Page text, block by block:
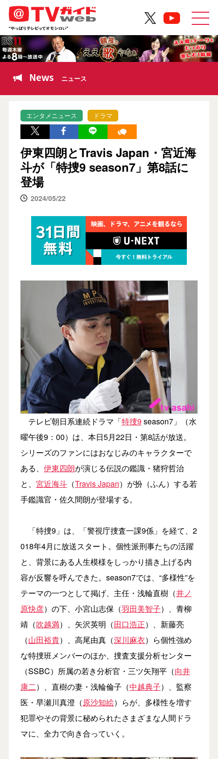
News ニュース
エンタメニュース ドラマ
伊東四朗とTravis Japan・宮近海
斗が「特捜9 season7」第8話に
登場
2024/05/22
テレビ朝日系連続ドラマ「特捜9 season7」（水
曜午後9：00）は、本日5月22日・第8話が放送。
シリーズのファンにはおなじみのキャラクターで
ある、 伊東四朗が演じる伝説の鑑識・猪狩哲治
と、 宮近海斗（Travis Japan）が扮（ふん）する若
手鑑識官・佐久間朗が登場する。
「特捜9」は、「警視庁捜査一課9係」を経て、2
018年4月に放送スタート。個性派刑事たちの活躍
と、背景にある人生模様をしっかり描き上げる内
容が反響を呼んできた。season7では、“多様性”を
テーマの一つとして掲げ、主任・浅輪直樹（井ノ
原快彦）の下、小宮山志保（羽田美智子）、青柳
靖（吹越満）、矢沢英明（田口浩正）、新藤亮
（山田裕貴）、高尾由真（深川麻衣）ら個性強め
な特捜班メンバーのほか、捜査支援分析センター
（SSBC）所属の若き分析官・三ツ矢翔平（向井
康二）、直樹の妻・浅輪倫子（中越典子）、監察
医・早瀬川真澄（原沙知絵）らが、多様性を増す
犯罪やその背景に秘められたさまざまな人間ドラ
マに、全力で向き合っていく。